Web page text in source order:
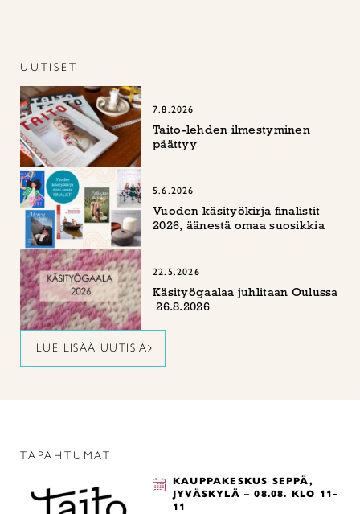
UUTISET
7.8.2026
Taito-lehden ilmestyminen
päättyy
5.6.2026
Vuoden käsityökirja finalistit
2026, äänestä omaa suosikkia
22.5.2026
Käsityögaalaa juhlitaan Oulussa
26.8.2026
LUE LISÄÄ UUTISIA
TAPAHTUMAT
KAUPPAKESKUS SEPPÄ,
JYVÄSKYLÄ – 08.08. KLO 11-
11